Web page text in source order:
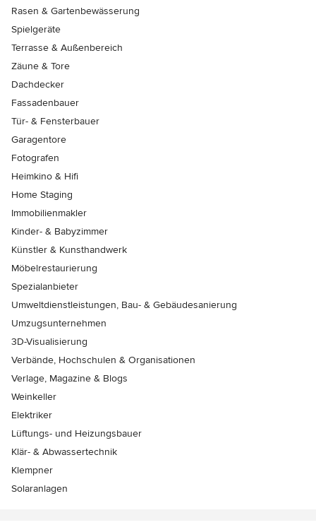
Rasen & Gartenbewässerung
Spielgeräte
Terrasse & Außenbereich
Zäune & Tore
Dachdecker
Fassadenbauer
Tür- & Fensterbauer
Garagentore
Fotografen
Heimkino & Hifi
Home Staging
Immobilienmakler
Kinder- & Babyzimmer
Künstler & Kunsthandwerk
Möbelrestaurierung
Spezialanbieter
Umweltdienstleistungen, Bau- & Gebäudesanierung
Umzugsunternehmen
3D-Visualisierung
Verbände, Hochschulen & Organisationen
Verlage, Magazine & Blogs
Weinkeller
Elektriker
Lüftungs- und Heizungsbauer
Klär- & Abwassertechnik
Klempner
Solaranlagen